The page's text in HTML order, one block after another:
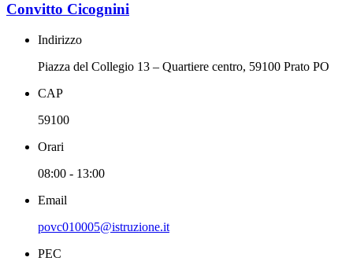
Convitto Cicognini
Indirizzo
Piazza del Collegio 13 – Quartiere centro, 59100 Prato PO
CAP
59100
Orari
08:00 - 13:00
Email
povc010005@istruzione.it
PEC